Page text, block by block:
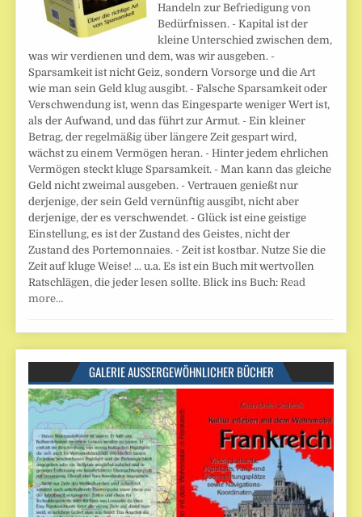
Handeln zur Befriedigung von
Bedürfnissen. - Kapital ist der
kleine Unterschied zwischen dem,
was wir verdienen und dem, was wir ausgeben. -
Sparsamkeit ist nicht Geiz, sondern Vorsorge und die Art
wie man sein Geld klug ausgibt. - Falsche Sparsamkeit oder
Verschwendung ist, wenn das Eingesparte weniger Wert ist,
als der Aufwand, und das führt zur Armut. - Ein kleiner
Betrag, der regelmäßig über längere Zeit gespart wird,
wächst zu einem Vermögen heran. - Hinter jedem ehrlichen
Vermögen steckt kluge Sparsamkeit. - Man kann das gleiche
Geld nicht zweimal ausgeben. - Vertrauen genießt nur
derjenige, der sein Geld vernünftig ausgibt, nicht aber
derjenige, der es verschwendet. - Glück ist eine geistige
Einstellung, es ist der Zustand des Geistes, nicht der
Zustand des Portemonnaies. - Zeit ist kostbar. Nutze Sie die
Zeit auf kluge Weise! ... u.a. Es ist ein Buch mit wertvollen
Ratschlägen, die jeder lesen sollte. Blick ins Buch: Read
more…
GALERIE AUSSERGEWÖHNLICHER BÜCHER